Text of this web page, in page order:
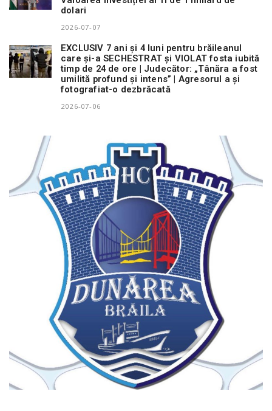
dolari
2026-07-07
EXCLUSIV 7 ani și 4 luni pentru brăileanul
care și-a SECHESTRAT și VIOLAT fosta iubită
timp de 24 de ore | Judecător: „Tânăra a fost
umilită profund și intens” | Agresorul a și
fotografiat-o dezbrăcată
2026-07-06